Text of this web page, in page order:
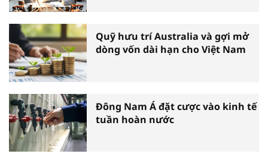
Quỹ hưu trí Australia và gợi mở
dòng vốn dài hạn cho Việt Nam
Đông Nam Á đặt cược vào kinh tế
tuần hoàn nước